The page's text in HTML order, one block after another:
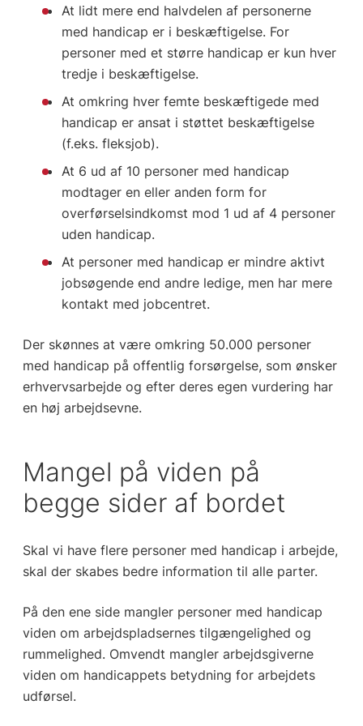
At lidt mere end halvdelen af personerne
med handicap er i beskæftigelse. For
personer med et større handicap er kun hver
tredje i beskæftigelse.
At omkring hver femte beskæftigede med
handicap er ansat i støttet beskæftigelse
(f.eks. fleksjob).
At 6 ud af 10 personer med handicap
modtager en eller anden form for
overførselsindkomst mod 1 ud af 4 personer
uden handicap.
At personer med handicap er mindre aktivt
jobsøgende end andre ledige, men har mere
kontakt med jobcentret.
Der skønnes at være omkring 50.000 personer
med handicap på offentlig forsørgelse, som ønsker
erhvervsarbejde og efter deres egen vurdering har
en høj arbejdsevne.
Mangel på viden på
begge sider af bordet
Skal vi have flere personer med handicap i arbejde,
skal der skabes bedre information til alle parter.
På den ene side mangler personer med handicap
viden om arbejdspladsernes tilgængelighed og
rummelighed. Omvendt mangler arbejdsgiverne
viden om handicappets betydning for arbejdets
udførsel.